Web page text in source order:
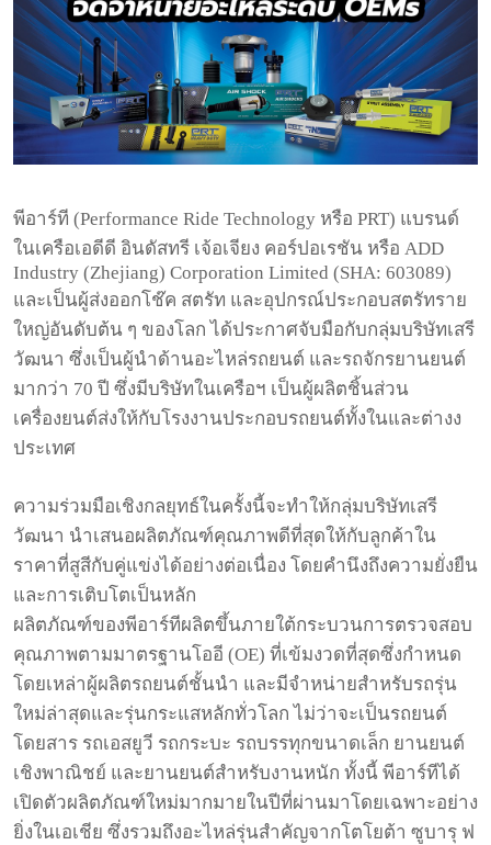
พีอาร์ที (Performance Ride Technology หรือ PRT) แบรนด์
ในเครือเอดีดี อินดัสทรี เจ้อเจียง คอร์ปอเรชัน หรือ ADD
Industry (Zhejiang) Corporation Limited (SHA: 603089)
และเป็นผู้ส่งออกโช๊ค สตรัท และอุปกรณ์ประกอบสตรัทราย
ใหญ่อันดับต้น ๆ ของโลก ได้ประกาศจับมือกับกลุ่มบริษัทเสรี
วัฒนา ซึ่งเป็นผู้นำด้านอะไหล่รถยนต์ และรถจักรยานยนต์
มากว่า 70 ปี ซึ่งมีบริษัทในเครือฯ เป็นผู้ผลิตชิ้นส่วน
เครื่องยนต์ส่งให้กับโรงงานประกอบรถยนต์ทั้งในและต่างง
ประเทศ
ความร่วมมือเชิงกลยุทธ์ในครั้งนี้จะทำให้กลุ่มบริษัทเสรี
วัฒนา นำเสนอผลิตภัณฑ์คุณภาพดีที่สุดให้กับลูกค้าใน
ราคาที่สูสีกับคู่แข่งได้อย่างต่อเนื่อง โดยคำนึงถึงความยั่งยืน
และการเติบโตเป็นหลัก
ผลิตภัณฑ์ของพีอาร์ทีผลิตขึ้นภายใต้กระบวนการตรวจสอบ
คุณภาพตามมาตรฐานโออี (OE) ที่เข้มงวดที่สุดซึ่งกำหนด
โดยเหล่าผู้ผลิตรถยนต์ชั้นนำ และมีจำหน่ายสำหรับรถรุ่น
ใหม่ล่าสุดและรุ่นกระแสหลักทั่วโลก ไม่ว่าจะเป็นรถยนต์
โดยสาร รถเอสยูวี รถกระบะ รถบรรทุกขนาดเล็ก ยานยนต์
เชิงพาณิชย์ และยานยนต์สำหรับงานหนัก ทั้งนี้ พีอาร์ทีได้
เปิดตัวผลิตภัณฑ์ใหม่มากมายในปีที่ผ่านมาโดยเฉพาะอย่าง
ยิ่งในเอเชีย ซึ่งรวมถึงอะไหล่รุ่นสำคัญจากโตโยต้า ซูบารุ ฟ